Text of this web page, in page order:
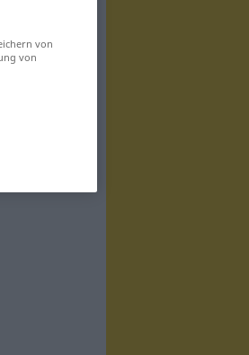
von
von